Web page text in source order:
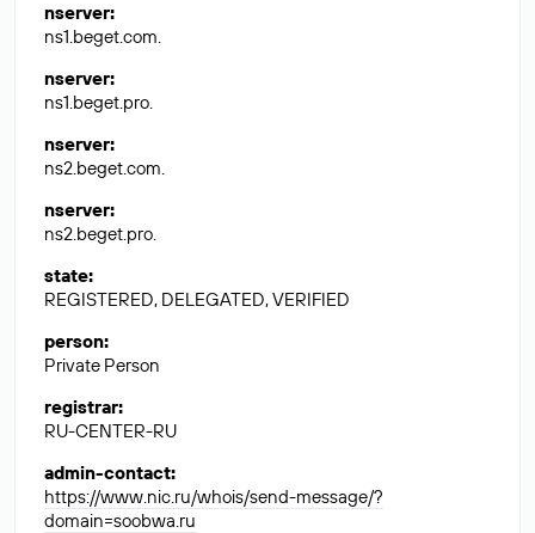
nserver:
ns1.beget.com.
nserver:
ns1.beget.pro.
nserver:
ns2.beget.com.
nserver:
ns2.beget.pro.
state:
REGISTERED, DELEGATED, VERIFIED
person:
Private Person
registrar:
RU-CENTER-RU
admin-contact:
https://www.nic.ru/whois/send-message/?
domain=soobwa.ru